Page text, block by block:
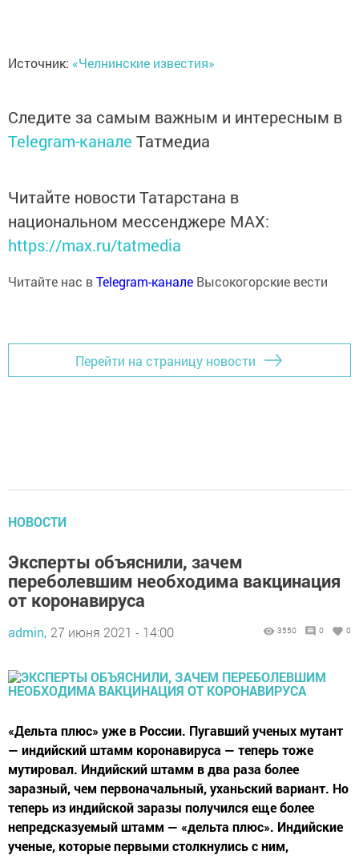
Источник: «Челнинские известия»
Следите за самым важным и интересным в
Telegram-канале Татмедиа
Читайте новости Татарстана в
национальном мессенджере MАХ:
https://max.ru/tatmedia
Читайте нас вTelegram-канале Высокогорские вести
Перейти на страницу новости
НОВОСТИ
Эксперты объяснили, зачем
переболевшим необходима вакцинация
от коронавируса
admin, 27 июня 2021 - 14:00 3550 0 0
«Дельта плюс» уже в России. Пугавший ученых мутант
— индийский штамм коронавируса — теперь тоже
мутировал. Индийский штамм в два раза более
заразный, чем первоначальный, уханьский вариант. Но
теперь из индийской заразы получился еще более
непредсказуемый штамм — «дельта плюс». Индийские
ученые, которые первыми столкнулись с ним,